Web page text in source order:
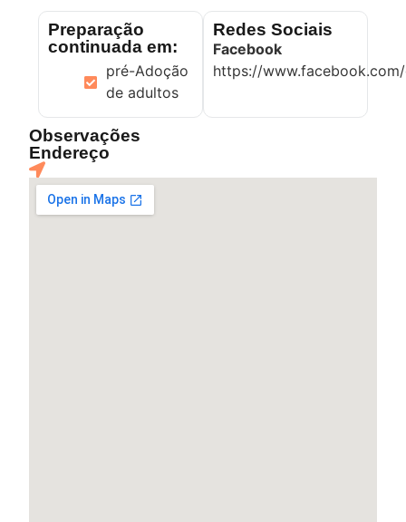
Preparação
continuada em:
pré-Adoção
de adultos
Redes Sociais
Facebook
https://
Observações
Endereço